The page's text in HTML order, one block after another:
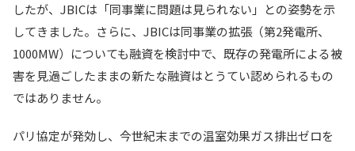
したが、JBICは「同事業に問題は見られない」との姿勢を示
してきました。さらに、JBICは同事業の拡張（第2発電所、
1000MW）についても融資を検討中で、既存の発電所による被
害を見過ごしたままの新たな融資はとうてい認められるもの
ではありません。
パリ協定が発効し、今世紀末までの温室効果ガス排出ゼロを